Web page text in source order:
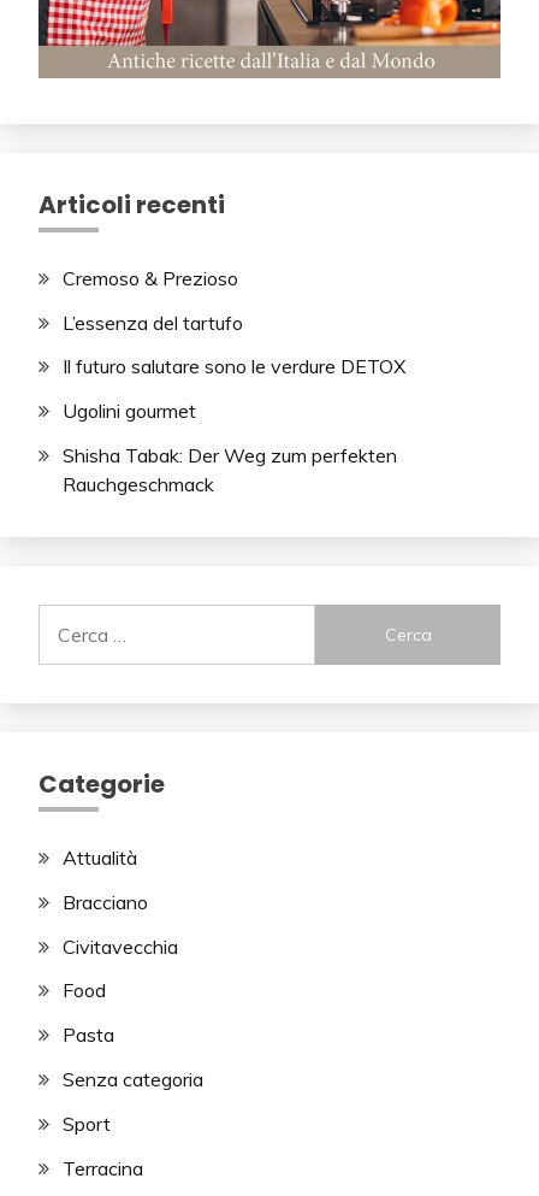
Articoli recenti
Cremoso & Prezioso
L’essenza del tartufo
Il futuro salutare sono le verdure DETOX
Ugolini gourmet
Shisha Tabak: Der Weg zum perfekten
Rauchgeschmack
per:
Categorie
Attualità
Bracciano
Civitavecchia
Food
Pasta
Senza categoria
Sport
Terracina